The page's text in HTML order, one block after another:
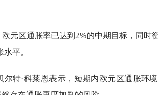
元区通胀率已达到2%的中期目标，同时
平。
特·科莱恩表示，短期内欧元区通胀环